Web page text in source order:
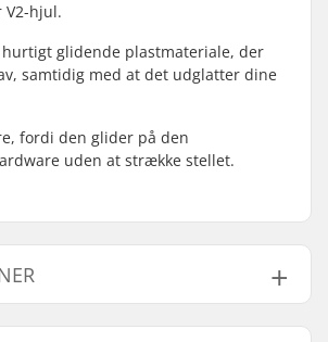
V2-hjul.
hurtigt glidende plastmateriale, der
samtidig med at det udglatter dine
fordi den glider på den
uden at strække stellet.
14mm